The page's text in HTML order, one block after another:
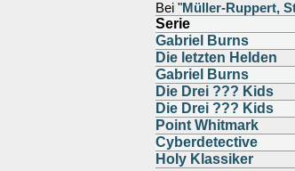
Bei "Müller-Ruppert,
Serie
Gabriel Burns
Die letzten Helden
Gabriel Burns
Die Drei ??? Kids
Die Drei ??? Kids
Point Whitmark
Cyberdetective
Holy Klassiker